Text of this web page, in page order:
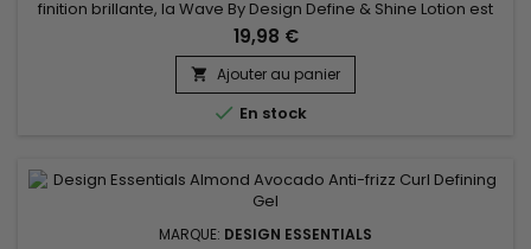
finition brillante, la Wave By Design Define & Shine Lotion est
une lotion de coiffage polyvalente adaptée aux cheveux
bouclés, ondulés et texturés. Elle s’utilise aussi bien en soin
de finition qu’en produit de coiffage quotidien pour améliorer
la maniabilité des cheveux sans les alourdir. Sa...
19,98 €
 Ajouter au panier
 En stock
MARQUE: DESIGN ESSENTIALS